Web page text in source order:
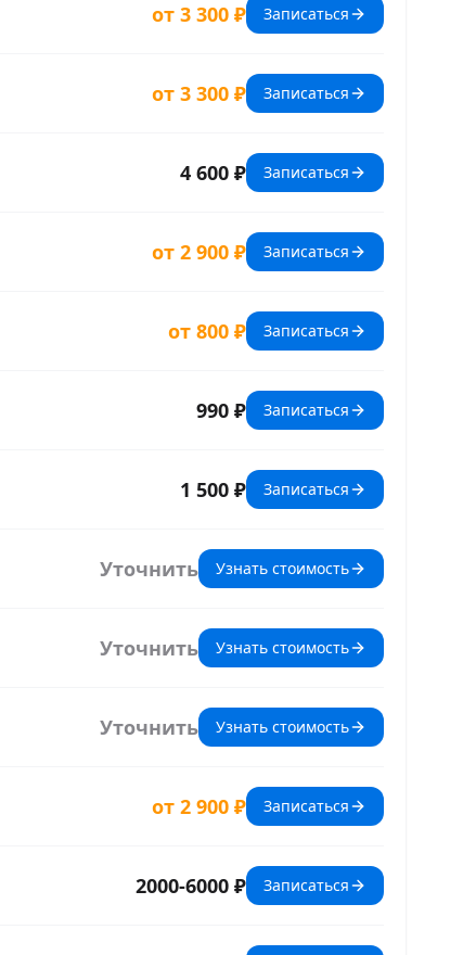
от 3 300 ₽ Записаться
от 3 300 ₽ Записаться
4 600 ₽ Записаться
от 2 900 ₽ Записаться
от 800 ₽ Записаться
990 ₽ Записаться
1 500 ₽ Записаться
Уточнить Узнать стоимость
Уточнить Узнать стоимость
Уточнить Узнать стоимость
от 2 900 ₽ Записаться
2000-6000 ₽ Записаться